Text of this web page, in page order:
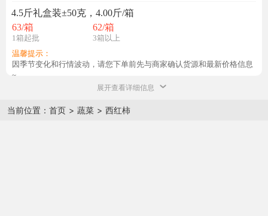
4.5斤礼盒装±50克，4.00斤/箱
63/箱
1箱起批
62/箱
3箱以上
温馨提示：
因季节变化和行情波动，请您下单前先与商家确认货源和最新价格信息
~
展开查看详细信息
当前位置： 首页 > 蔬菜 > 西红柿